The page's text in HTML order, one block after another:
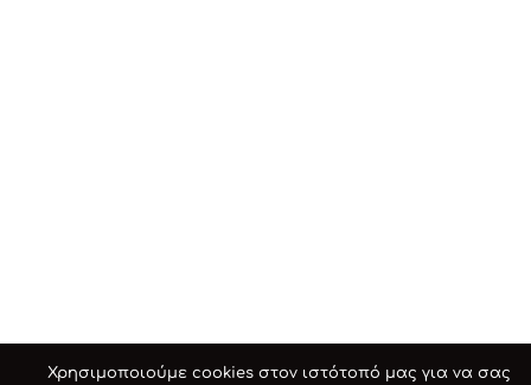
Χρησιμοποιούμε cookies στον ιστότοπό μας για να σας